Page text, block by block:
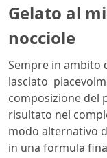
Gelato al
nocciole
Sempre in ambito
lasciato
composizione del
risultato nel
modo alternativo
in una formula